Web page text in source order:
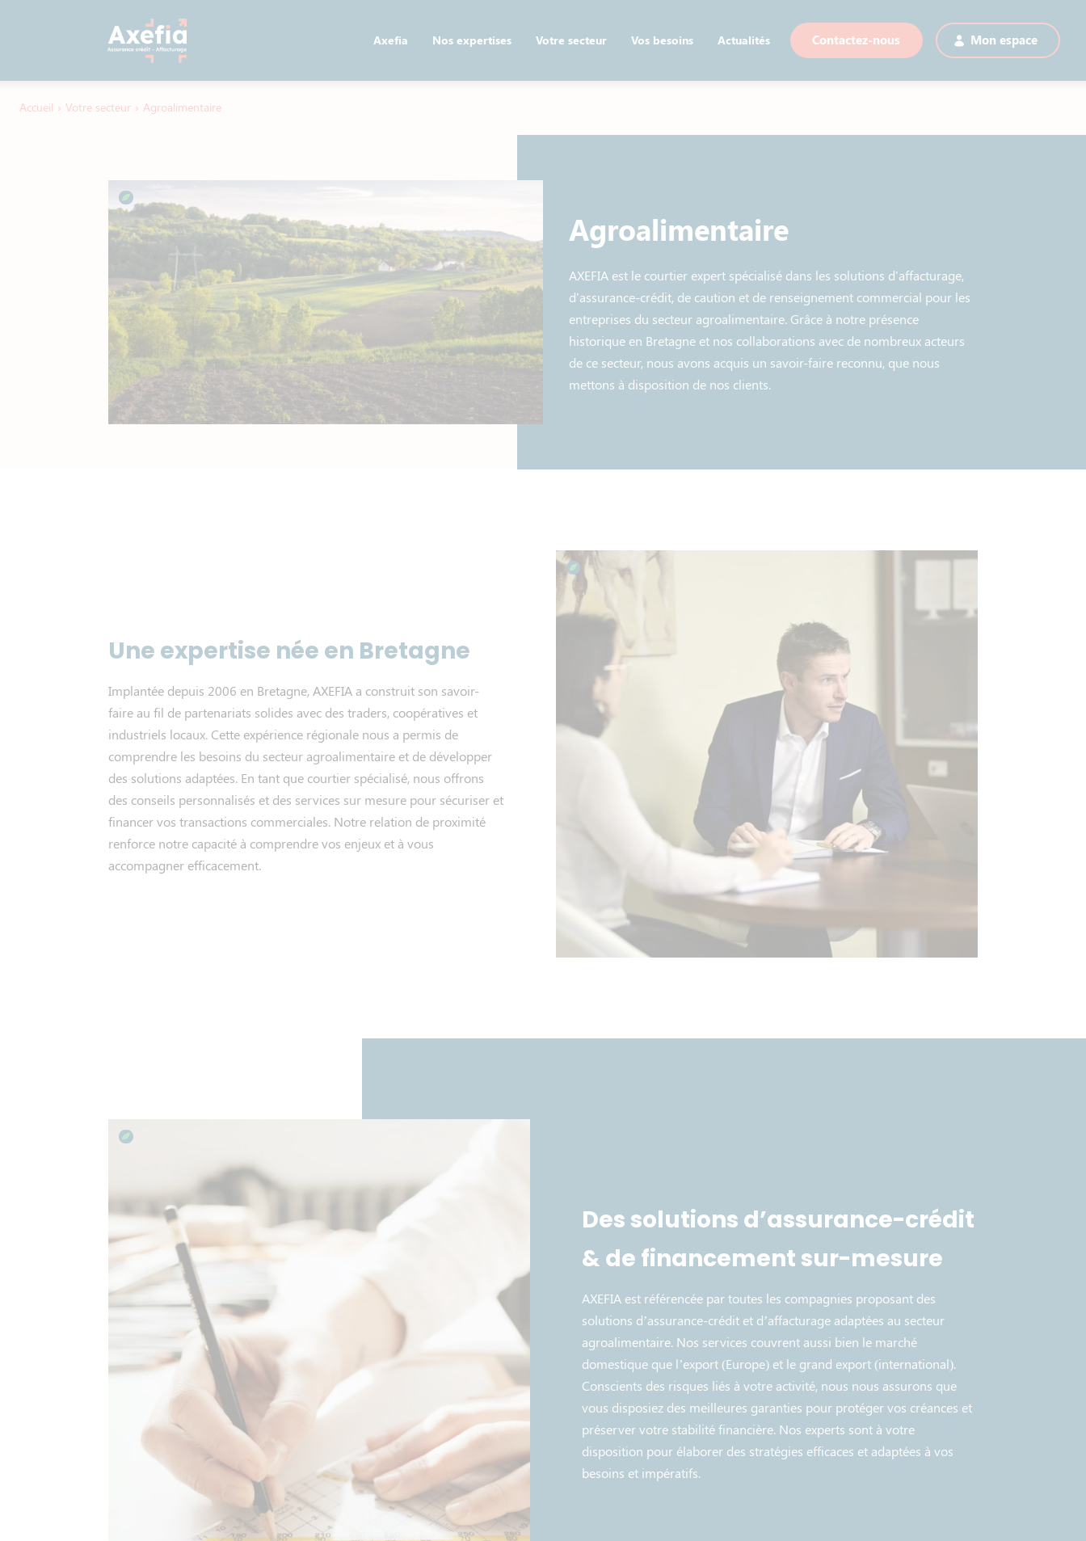
Axefia Nos expertises Votre secteur Vos besoins Actualités Contactez-nous Mon espace
Accueil › Votre secteur › Agroalimentaire
Agroalimentaire
AXEFIA est le courtier expert spécialisé dans les solutions d'affacturage,
d'assurance-crédit, de caution et de renseignement commercial pour les
entreprises du secteur agroalimentaire. Grâce à notre présence
historique en Bretagne et nos collaborations avec de nombreux acteurs
de ce secteur, nous avons acquis un savoir-faire reconnu, que nous
mettons à disposition de nos clients.
Une expertise née en Bretagne
Implantée depuis 2006 en Bretagne, AXEFIA a construit son savoir-
faire au fil de partenariats solides avec des traders, coopératives et
industriels locaux. Cette expérience régionale nous a permis de
comprendre les besoins du secteur agroalimentaire et de développer
des solutions adaptées. En tant que courtier spécialisé, nous offrons
des conseils personnalisés et des services sur mesure pour sécuriser et
financer vos transactions commerciales. Notre relation de proximité
renforce notre capacité à comprendre vos enjeux et à vous
accompagner efficacement.
Des solutions d’assurance-crédit
& de financement sur-mesure
AXEFIA est référencée par toutes les compagnies proposant des
solutions d’assurance-crédit et d’affacturage adaptées au secteur
agroalimentaire. Nos services couvrent aussi bien le marché
domestique que l’export (Europe) et le grand export (international).
Conscients des risques liés à votre activité, nous nous assurons que
vous disposiez des meilleures garanties pour protéger vos créances et
préserver votre stabilité financière. Nos experts sont à votre
disposition pour élaborer des stratégies efficaces et adaptées à vos
besoins et impératifs.